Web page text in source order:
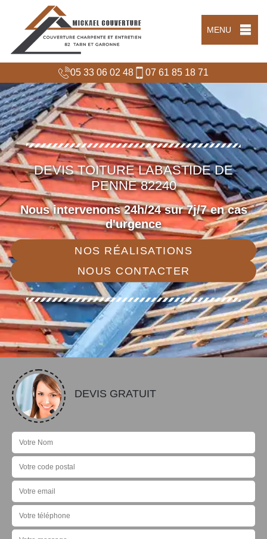
MENU
05 33 06 02 48 07 61 85 18 71
DEVIS TOITURE LABASTIDE DE
PENNE 82240
Nous intervenons 24h/24 sur 7j/7 en cas
d'urgence
NOS RÉALISATIONS
NOUS CONTACTER
DEVIS GRATUIT